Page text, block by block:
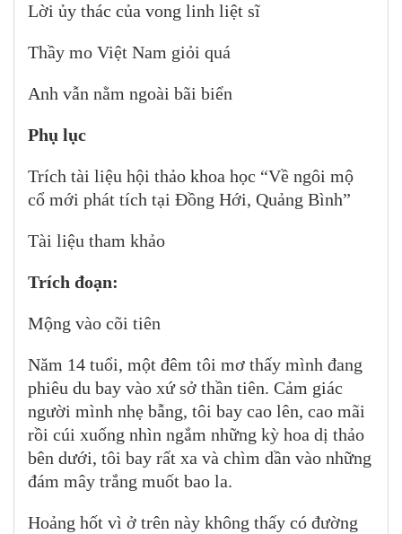
Lời ủy thác của vong linh liệt sĩ
Thầy mo Việt Nam giỏi quá
Anh vẫn nằm ngoài bãi biển
Phụ lục
Trích tài liệu hội thảo khoa học “Về ngôi mộ
cổ mới phát tích tại Đồng Hới, Quảng Bình”
Tài liệu tham khảo
Trích đoạn:
Mộng vào cõi tiên
Năm 14 tuổi, một đêm tôi mơ thấy mình đang
phiêu du bay vào xứ sở thần tiên. Cảm giác
người mình nhẹ bẫng, tôi bay cao lên, cao mãi
rồi cúi xuống nhìn ngắm những kỳ hoa dị thảo
bên dưới, tôi bay rất xa và chìm dần vào những
đám mây trắng muốt bao la.
Hoảng hốt vì ở trên này không thấy có đường